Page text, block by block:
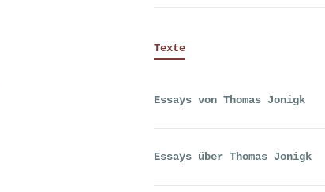
Texte
Essays von Thomas Jonigk
Essays über Thomas Jonigk